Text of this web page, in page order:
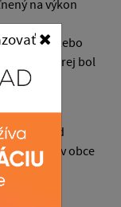
na výkon
alebo
v ktorej bol
určí pred
obyvateľov obce